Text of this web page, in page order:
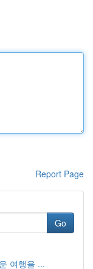
Report Page
Go
여행을 ...